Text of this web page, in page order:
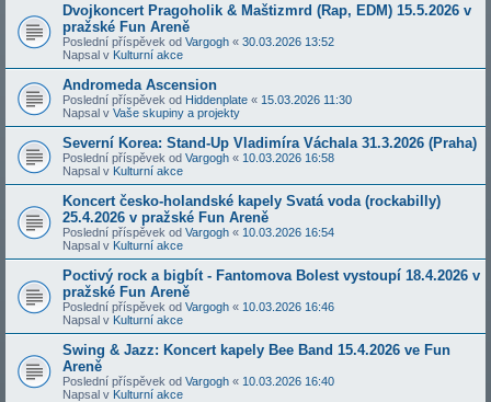
Dvojkoncert Pragoholik & Maštizmrd (Rap, EDM) 15.5.2026 v
pražské Fun Areně
Poslední příspěvek od Vargogh « 30.03.2026 13:52
Napsal v Kulturní akce
Andromeda Ascension
Poslední příspěvek od Hiddenplate « 15.03.2026 11:30
Napsal v Vaše skupiny a projekty
Severní Korea: Stand-Up Vladimíra Váchala 31.3.2026 (Praha)
Poslední příspěvek od Vargogh « 10.03.2026 16:58
Napsal v Kulturní akce
Koncert česko-holandské kapely Svatá voda (rockabilly)
25.4.2026 v pražské Fun Areně
Poslední příspěvek od Vargogh « 10.03.2026 16:54
Napsal v Kulturní akce
Poctivý rock a bigbít - Fantomova Bolest vystoupí 18.4.2026 v
pražské Fun Areně
Poslední příspěvek od Vargogh « 10.03.2026 16:46
Napsal v Kulturní akce
Swing & Jazz: Koncert kapely Bee Band 15.4.2026 ve Fun
Areně
Poslední příspěvek od Vargogh « 10.03.2026 16:40
Napsal v Kulturní akce